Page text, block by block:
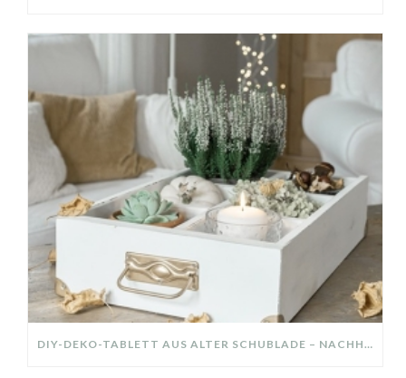
DIY-DEKO-TABLETT AUS ALTER SCHUBLADE – NACHHALTIGE HERBSTDEKO SELBER MACHEN!